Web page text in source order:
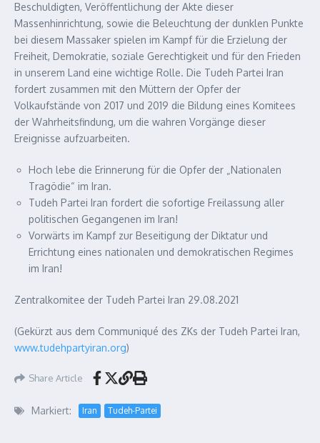
Beschuldigten, Veröffentlichung der Akte dieser
Massenhinrichtung, sowie die Beleuchtung der dunklen Punkte
bei diesem Massaker spielen im Kampf für die Erzielung der
Freiheit, Demokratie, soziale Gerechtigkeit und für den Frieden
in unserem Land eine wichtige Rolle. Die Tudeh Partei Iran
fordert zusammen mit den Müttern der Opfer der
Volkaufstände von 2017 und 2019 die Bildung eines Komitees
der Wahrheitsfindung, um die wahren Vorgänge dieser
Ereignisse aufzuarbeiten.
Hoch lebe die Erinnerung für die Opfer der „Nationalen
Tragödie“ im Iran.
Tudeh Partei Iran fordert die sofortige Freilassung aller
politischen Gegangenen im Iran!
Vorwärts im Kampf zur Beseitigung der Diktatur und
Errichtung eines nationalen und demokratischen Regimes
im Iran!
Zentralkomitee der Tudeh Partei Iran 29.08.2021
(Gekürzt aus dem Communiqué des ZKs der Tudeh Partei Iran,
www.tudehpartyiran.org)
Share Article
Markiert: Iran Tudeh-Partei